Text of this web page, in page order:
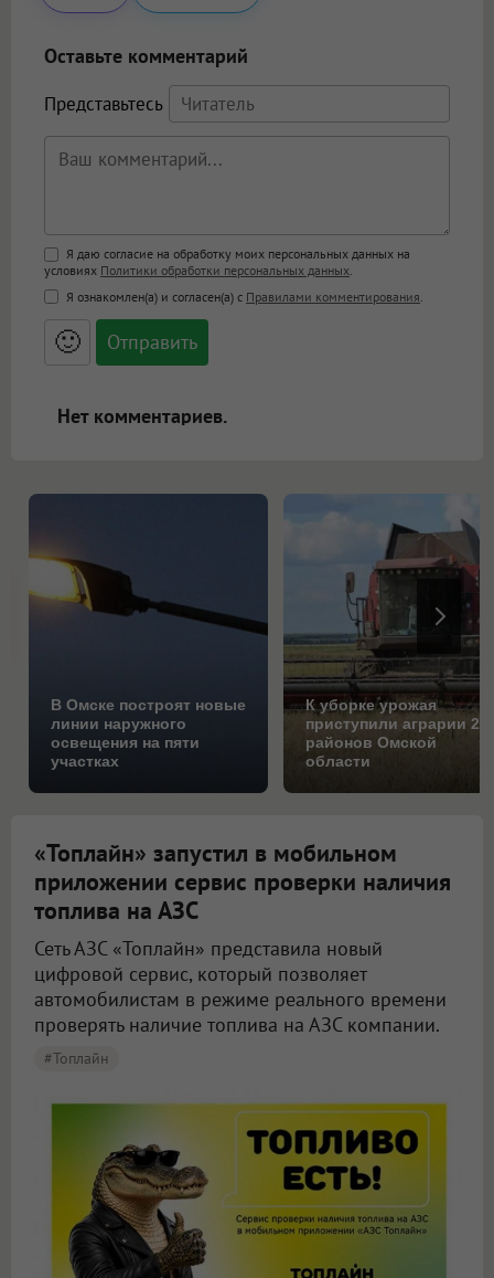
Оставьте комментарий
Представьтесь
Поддержка HTML
<b>, <strong>, <u>, <i>, <em>, <s>, <big>,
<small>, <sup>, <sub>, <pre>, <ul>, <ol>, <li>,
<blockquote>, <code> экранирует HTML,
адреса URL автоматически становятся
ссылками, и [img]адрес[/img] будет
Я даю согласие на обработку моих персональных данных на
условиях Политики обработки персональных данных
Я ознакомлен(а) и согласен(а) с Правилами комментирования
🙂
Нет комментариев.
В Омске построят новые
линии наружного
освещения на пяти
участках
К уборке урожая
приступили аграрии 25
районов Омской
области
«Топлайн» запустил в мобильном
приложении сервис проверки наличия
топлива на АЗС
Сеть АЗС «Топлайн» представила новый
цифровой сервис, который позволяет
автомобилистам в режиме реального времени
проверять наличие топлива на АЗС компании.
#Топлайн